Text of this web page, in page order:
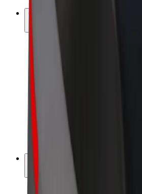
Colabora con Bolt
Ingresos de repartidor
Franquicias
Trabaja con nosotros